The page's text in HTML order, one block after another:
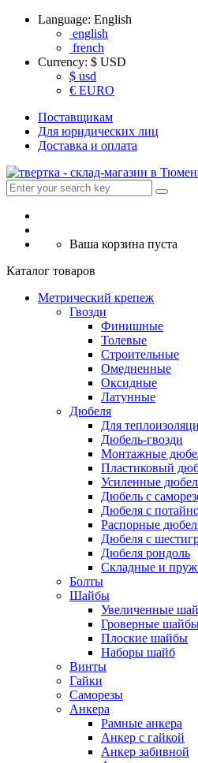
Language: English
english
french
Currency: $ USD
$ usd
€ EURO
Поставщикам
Для юридических лиц
Доставка и оплата
Ваша корзина пуста
Каталог товаров
Метрический крепеж
Гвозди
Финишные
Толевые
Строительные
Омедненные
Оксидные
Латунные
Дюбеля
Для
Дюбель-гвозди
Монтажные
Пластиковый
Усиленные
Дюбель с
Дюбеля с
Распорные
Дюбеля с
Дюбеля рондоль
Складные и
Болты
Шайбы
Увеличенные
Гроверные
Плоские шайбы
Наборы шайб
Винты
Гайки
Саморезы
Анкера
Рамные анкера
Анкер с гайкой
Анкер забивной